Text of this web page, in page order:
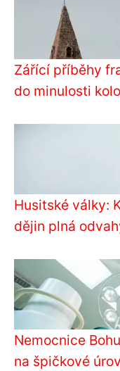
Zářící příběhy
do minulosti
Husitské války:
dějin plná
Nemocnice
na špičkové